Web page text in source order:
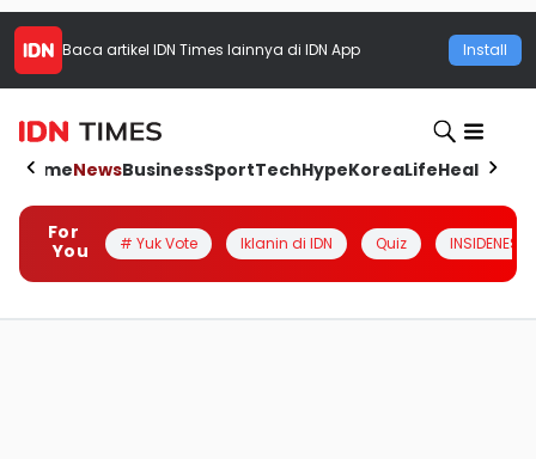
Baca artikel IDN Times lainnya di IDN App Install
HomeNewsBusinessSportTechHypeKoreaLifeHealth
For
You
# Yuk Vote Iklanin di IDN Quiz INSIDENESIA